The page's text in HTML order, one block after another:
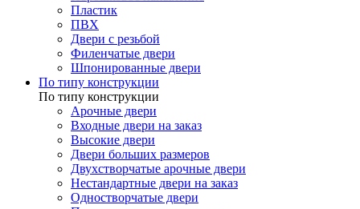
Пластик
ПВХ
Двери с резьбой
Филенчатые двери
Шпонированные двери
По типу конструкции
По типу конструкции
Арочные двери
Входные двери на заказ
Высокие двери
Двери больших размеров
Двухстворчатые арочные двери
Нестандартные двери на заказ
Одностворчатые двери